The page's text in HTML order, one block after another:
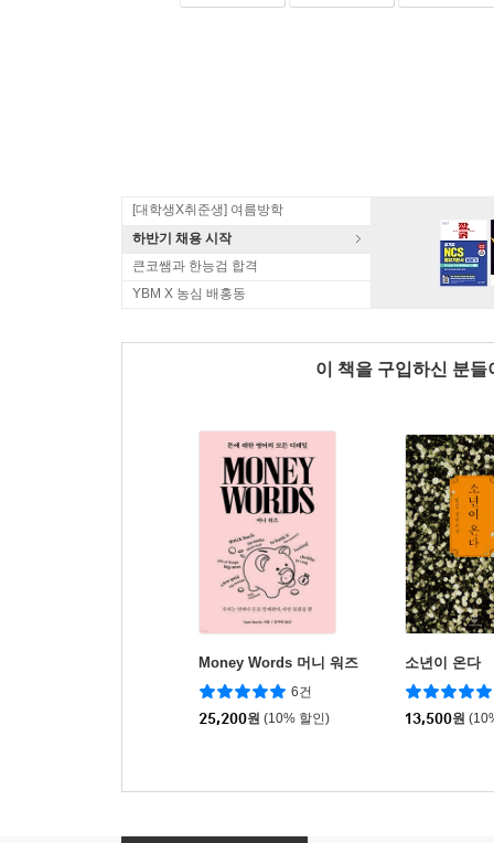
[대학생X취준생] 여름방학
하반기 채용 시작
큰코쌤과 한능검 합격
YBM X 농심 배홍동
이 책을 구입하신 분
Money Words 머니 워즈
6건
25,200원 (10% 할인)
소년이 온다
13,500원